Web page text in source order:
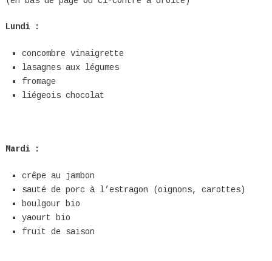
Lundi :
concombre vinaigrette
lasagnes aux légumes
fromage
liégeois chocolat
Mardi :
crêpe au jambon
sauté de porc à l’estragon (oignons, carottes)
boulgour bio
yaourt bio
fruit de saison